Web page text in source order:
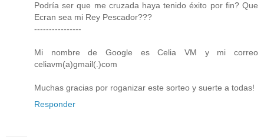
Podría ser que me cruzada haya tenido éxito por fin? Que
Ecran sea mi Rey Pescador???
----------------
Mi nombre de Google es Celia VM y mi correo
celiavm(a)gmail(.)com
Muchas gracias por roganizar este sorteo y suerte a todas!
Responder